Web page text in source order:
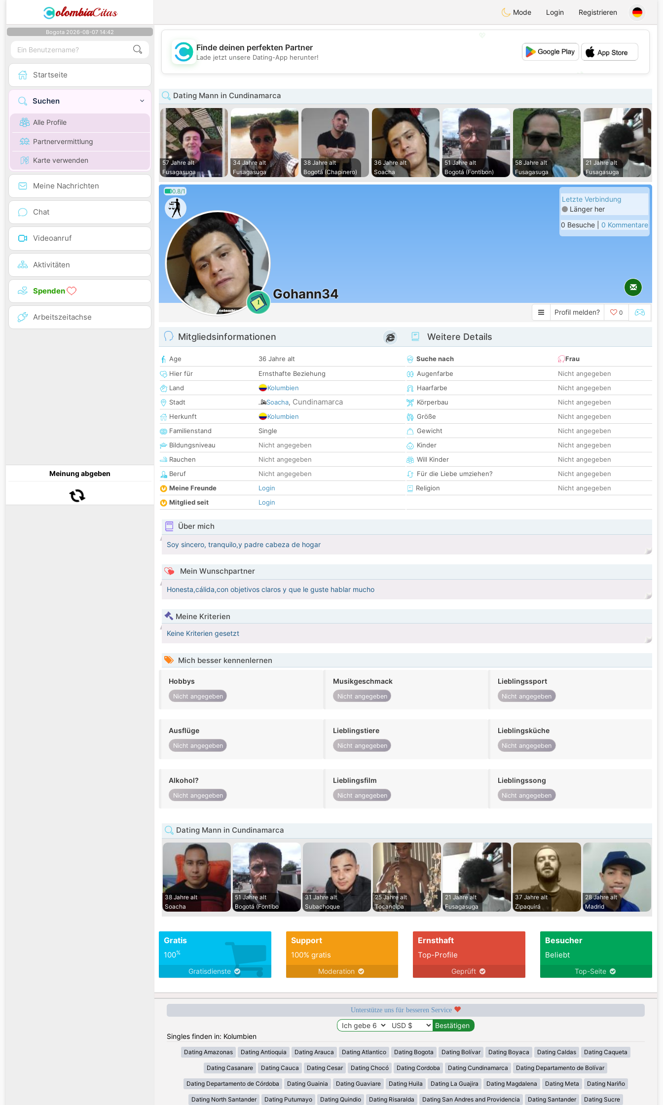
olombiaCitas Mode Login Registrieren
Bogota 2026-08-07 14:42
Startseite
Suchen
Alle Profile
Partnervermittlung
Karte verwenden
Meine Nachrichten
Chat
Videoanruf
Aktivitäten
Spenden
Arbeitszeitachse
Meinung abgeben
💕
Finde deinen perfekten Partner
Lade jetzt unsere Dating-App herunter!
Dating Mann in Cundinamarca
57 Jahre alt
Fusagasuga
34 Jahre alt
Fusagasuga
38 Jahre alt
Bogotá (Chapinero)
36 Jahre alt
Soacha
51 Jahre alt
Bogotá (Fontibon)
58 Jahre alt
Fusagasuga
21 Jahre alt
Fusagasuga
0.8/1
1
Gohann34
Letzte Verbindung
Länger her
0 Besuche | 0 Kommentare
Profil melden? 0
Mitgliedsinformationen
Age
36 Jahre alt
Hier für
Ernsthafte Beziehung
Land
Kolumbien
Stadt
Soacha, Cundinamarca
Herkunft
Kolumbien
Familienstand
Single
Bildungsniveau
Nicht angegeben
Rauchen
Nicht angegeben
Beruf
Nicht angegeben
Meine Freunde
Login
Mitglied seit
Login
Weitere Details
Suche nach
Frau
Augenfarbe
Nicht angegeben
Haarfarbe
Nicht angegeben
Körperbau
Nicht angegeben
Größe
Nicht angegeben
Gewicht
Nicht angegeben
Kinder
Nicht angegeben
Will Kinder
Nicht angegeben
Für die Liebe umziehen?
Nicht angegeben
Religion
Nicht angegeben
Über mich
Soy sincero, tranquilo,y padre cabeza de hogar
Mein Wunschpartner
Honesta,cálida,con objetivos claros y que le guste hablar mucho
Meine Kriterien
Keine Kriterien gesetzt
Mich besser kennenlernen
Hobbys
Nicht angegeben
Musikgeschmack
Nicht angegeben
Lieblingssport
Nicht angegeben
Ausflüge
Nicht angegeben
Lieblingstiere
Nicht angegeben
Lieblingsküche
Nicht angegeben
Alkohol?
Nicht angegeben
Lieblingsfilm
Nicht angegeben
Lieblingssong
Nicht angegeben
Dating Mann in Cundinamarca
38 Jahre alt
Soacha
51 Jahre alt
Bogotá (Fontibo
31 Jahre alt
Subachoque
25 Jahre alt
Tocancipa
21 Jahre alt
Fusagasuga
37 Jahre alt
Zipaquirá
28 Jahre alt
Madrid
Gratis
100%
Gratisdienste
Support
100% gratis
Moderation
Ernsthaft
Top-Profile
Geprüft
Besucher
Beliebt
Top-Seite
Unterstütze uns für besseren Service
Singles finden in: Kolumbien
Dating Amazonas Dating Antioquia Dating Arauca Dating Atlantico Dating Bogota Dating Bolívar Dating Boyaca Dating Caldas Dating Caqueta
Dating Casanare Dating Cauca Dating Cesar Dating Chocó Dating Cordoba Dating Cundinamarca Dating Departamento de Bolívar
Dating Departamento de Córdoba Dating Guainia Dating Guaviare Dating Huila Dating La Guajira Dating Magdalena Dating Meta Dating Nariño
Dating North Santander Dating Putumayo Dating Quindio Dating Risaralda Dating San Andres and Providencia Dating Santander Dating Sucre